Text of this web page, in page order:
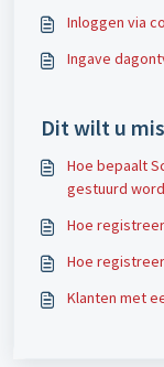
Inloggen via
Ingave
Dit wilt u
Hoe bepaalt
gestuurd
Hoe
Hoe
Klanten met